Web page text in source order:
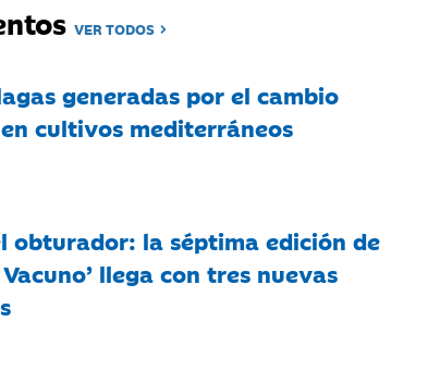
VER TODOS
generadas por el cambio
cultivos mediterráneos
obturador: la séptima edición de
llega con tres nuevas